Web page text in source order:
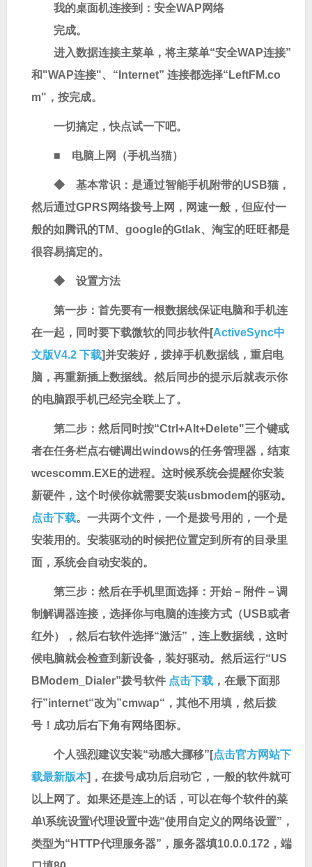
我的桌面机连接到：安全WAP网络
完成。
进入数据连接主菜单，将主菜单“安全WAP连接”
和"WAP连接"、“Internet” 连接都选择“LeftFM.co
m"，按完成。
一切搞定，快点试一下吧。
■ 电脑上网 （手机当猫）
◆ 基本常识：是通过智能手机附带的USB猫，
然后通过GPRS网络拨号上网，网速一般，但应付一
般的如腾讯的TM、google的Gtlak、淘宝的旺旺都是
很容易搞定的。
◆ 设置方法
第一步：首先要有一根数据线保证电脑和手机连
在一起，同时要下载微软的同步软件[ActiveSync中
文版V4.2 下载]并安装好，拨掉手机数据线，重启电
脑，再重新插上数据线。然后同步的提示后就表示你
的电脑跟手机已经完全联上了。
第二步：然后同时按“Ctrl+Alt+Delete"三个键或
者在任务栏点右键调出windows的任务管理器，结束
wcescomm.EXE的进程。这时候系统会提醒你安装
新硬件，这个时候你就需要安装usbmodem的驱动。
点击下载。一共两个文件，一个是拨号用的，一个是
安装用的。安装驱动的时候把位置定到所有的目录里
面，系统会自动安装的。
第三步：然后在手机里面选择：开始－附件－调
制解调器连接，选择你与电脑的连接方式（USB或者
红外），然后右软件选择“激活”，连上数据线，这时
候电脑就会检查到新设备，装好驱动。然后运行“US
BModem_Dialer”拨号软件点击下载，在最下面那
行”internet“改为”cmwap“，其他不用填，然后拨
号！成功后右下角有网络图标。
个人强烈建议安装“动感大挪移”[点击官方网站下
载最新版本]，在拨号成功后启动它，一般的软件就可
以上网了。如果还是连上的话，可以在每个软件的菜
单\系统设置\代理设置中选“使用自定义的网络设置”，
类型为“HTTP代理服务器”，服务器填10.0.0.172，端